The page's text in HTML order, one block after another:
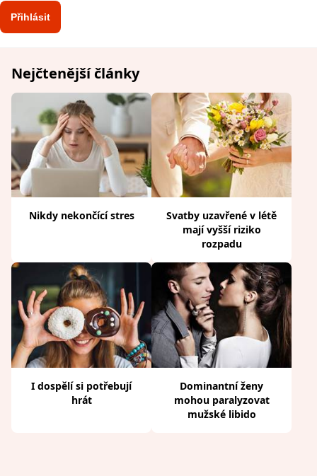
Nejčtenější články
Nikdy nekončící stres
Svatby uzavřené v létě
mají vyšší riziko
rozpadu
I dospělí si potřebují
hrát
Dominantní ženy
mohou paralyzovat
mužské libido